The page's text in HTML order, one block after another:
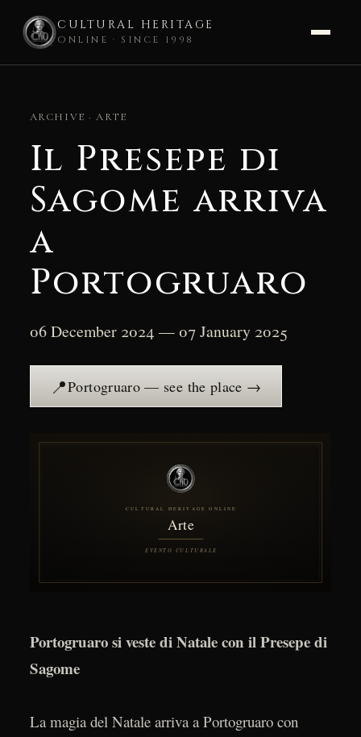
CULTURAL HERITAGE
ONLINE · SINCE 1998
contentARCHIVE · ARTE
Il Presepe di
Sagome arriva
a
Portogruaro
06 December 2024 — 07 January 2025
📍Portogruaro — see the place →
Portogruaro si veste di Natale con il Presepe di
Sagome
La magia del Natale arriva a Portogruaro con